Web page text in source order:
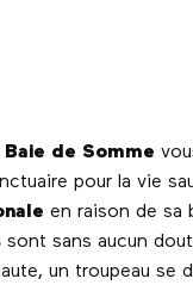
Baie de Somme
pour la vie
en raison de sa
sont sans aucun
un troupeau se